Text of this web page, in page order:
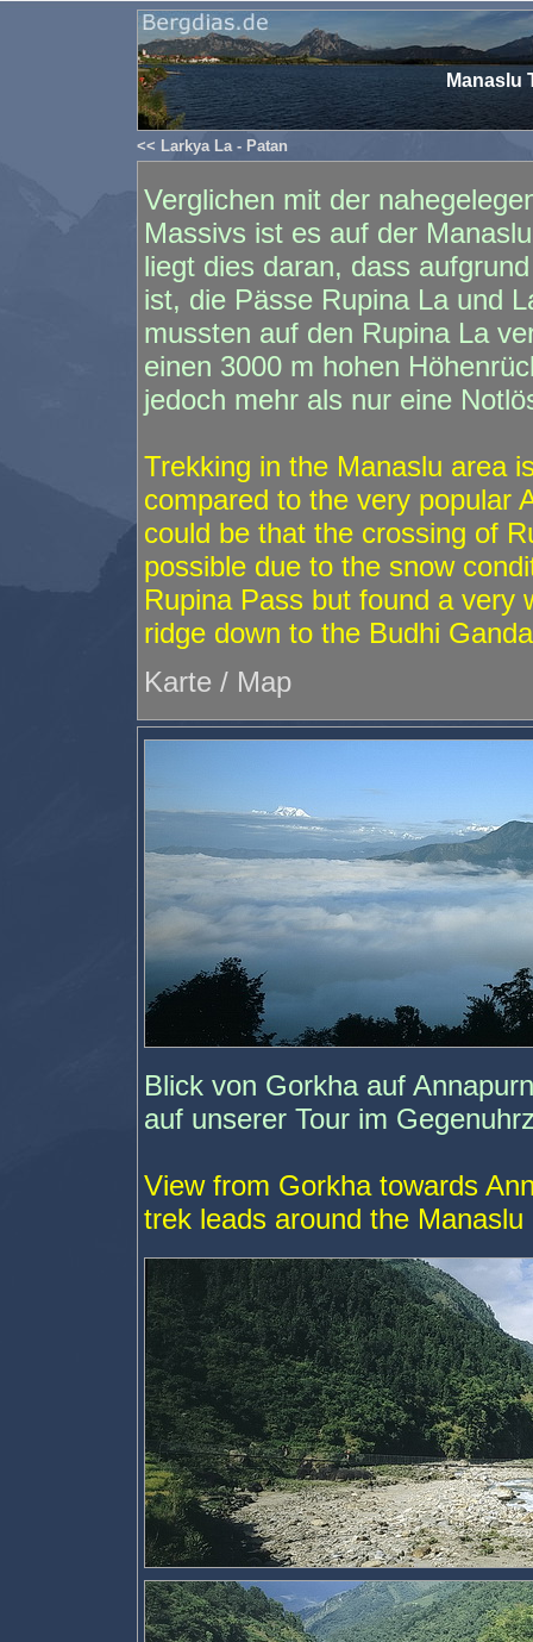
Manaslu
<< Larkya La - Patan
Verglichen mit der
Massivs ist es auf der
liegt dies daran, dass
ist, die Pässe Rupina La und
mussten auf den Rupina La
einen 3000 m hohen
jedoch mehr als nur eine
Trekking in the Manaslu area
compared to the very popular
could be that the crossing of
possible due to the snow
Rupina Pass but found a very
ridge down to the Budhi
Karte / Map
Blick von Gorkha auf
auf unserer Tour im
View from Gorkha towards
trek leads around the